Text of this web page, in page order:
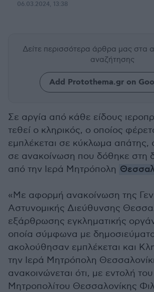
06.03.2024, 13:38
Δείτε περισσότερα άρθρα μας στα
αναζήτησης
Add Protothema.gr on
Σε αργία από κάθε είδους
τεθεί ο κληρικός, ο οποίος
εμπλέκεται σε κύκλωμα απάτης,
σε ανακοίνωση που δόθηκε στη
από την Ιερά Μητρόπολη
«Με αφορμή ανακοίνωση της
Αστυνομικής Διεύθυνσης
εξάρθρωσης εγκληματικής
οποία σύμφωνα με
ακολούθησαν εμπλέκεται και
την Ιερά Μητρόπολη
ανακοινώνεται ότι, με εντολή του
Μητροπολίτου Θεσσαλονίκης